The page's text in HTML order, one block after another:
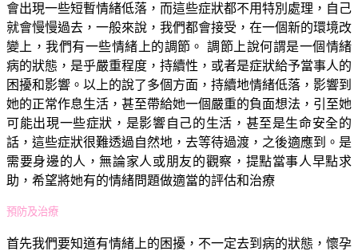
會出現一些短暫情緒低落，而這些症狀都不用特別處理，自己
就會慢慢過去，一般來說，我們都會接受，在一個新的環境改
變上，我們有一些情緒上的調節。 調節上說何謂是一個情緒
病的狀態，是乎嚴重程度，持續性，或者是症狀給予當事人的
困擾和影響。以上的說了多個方面，持續地情緒低落，影響到
她的正常作息生活，甚至帶給她一個嚴重的負面想法，引至她
可能出現一些症狀，是影響自己的生活，甚至是生命安全的
話，這些症狀很難透過自然地，去等待過渡，之後適應到。是
需要身邊的人，無論家人或朋友的觀察，提點當事人早點求
助，希望將她有的情緒問題做適當的評估和治療
預防及治療
首先我們要知道有情緒上的困擾，不一定去到病的狀態，懷孕